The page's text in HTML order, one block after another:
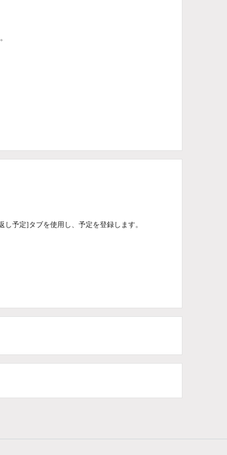
予定]タブを使用し、予定を登録します。